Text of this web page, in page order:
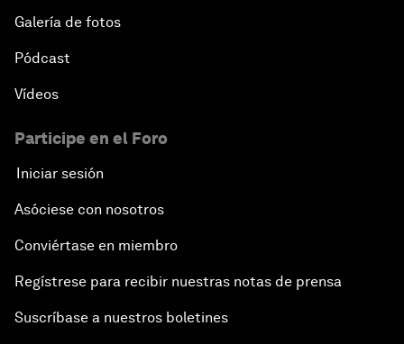
Galería de fotos
Pódcast
Vídeos
Participe en el Foro
Iniciar sesión
Asóciese con nosotros
Conviértase en miembro
Regístrese para recibir nuestras notas de prensa
Suscríbase a nuestros boletines